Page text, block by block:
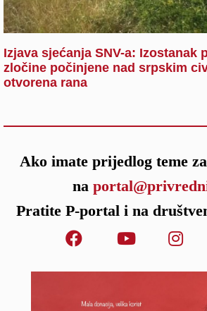
Izjava sjećanja SNV-a: Izostanak
zločine počinjene nad srpskim
otvorena rana
Ako imate prijedlog teme
na
Pratite P-portal i na